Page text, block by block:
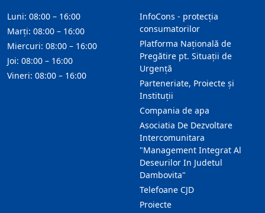
InfoCons - protecția
consumatorilor
Platforma Națională de
Pregătire pt. Situații de
Urgență
Parteneriate, Proiecte și
Instituții
Compania de apa
Asociatia De Dezvoltare
Intercomunitara
"Management Integrat Al
Deseurilor In Judetul
Dambovita"
Telefoane CJD
Proiecte
Luni: 08:00 – 16:00
Marți: 08:00 – 16:00
Miercuri: 08:00 – 16:00
Joi: 08:00 – 16:00
Vineri: 08:00 – 16:00